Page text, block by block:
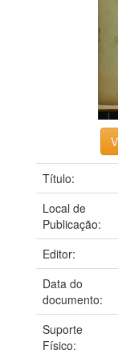
Título:
Local de
Publicação:
Editor:
Data do
documento:
Suporte
Físico: